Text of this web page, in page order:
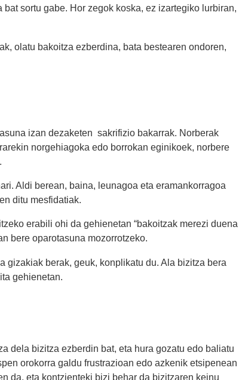
sortu gabe. Hor zegok koska, ez izartegiko lurbiran,
olatu bakoitza ezberdina, bata bestearen ondoren,
izan dezaketen sakrifizio bakarrak. Norberak
norgehiagoka edo borrokan eginikoek, norbere
Aldi berean, baina, leunagoa eta eramankorragoa
ditu mesfidatiak.
erabili ohi da gehienetan “bakoitzak merezi duena
bere oparotasuna mozorrotzeko.
gizakiak berak, geuk, konplikatu du. Ala bizitza bera
gehienetan.
dela bizitza ezberdin bat, eta hura gozatu edo baliatu
orokorra galdu frustrazioan edo azkenik etsipenean
da, eta kontzienteki bizi behar da bizitzaren keinu